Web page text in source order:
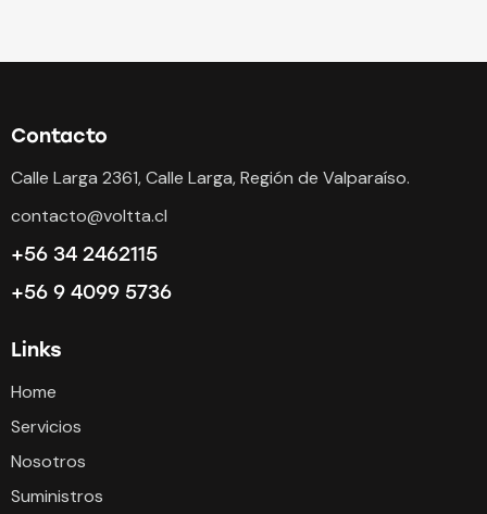
Contacto
Calle Larga 2361, Calle Larga, Región de Valparaíso.
contacto@voltta.cl
+56 34 2462115
+56 9 4099 5736
Links
Home
Servicios
Nosotros
Suministros